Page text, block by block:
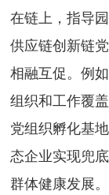
在链上，指导
供应链创新链
相融互促。例
组织和工作覆
党组织孵化基
态企业实现兜
群体健康发展。